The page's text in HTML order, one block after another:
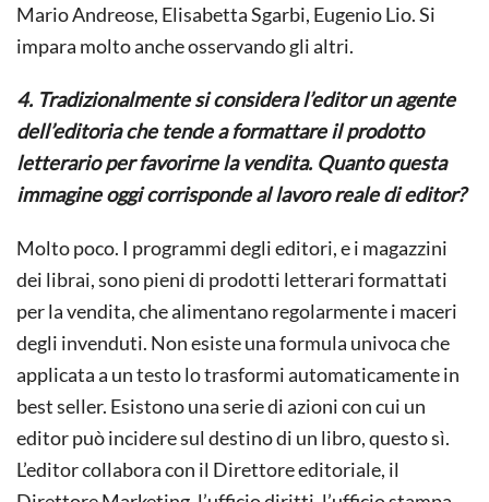
Mario Andreose, Elisabetta Sgarbi, Eugenio Lio. Si
impara molto anche osservando gli altri.
4. Tradizionalmente si considera l’editor un agente
dell’editoria che tende a formattare il prodotto
letterario per favorirne la vendita. Quanto questa
immagine oggi corrisponde al lavoro reale di editor?
Molto poco. I programmi degli editori, e i magazzini
dei librai, sono pieni di prodotti letterari formattati
per la vendita, che alimentano regolarmente i maceri
degli invenduti. Non esiste una formula univoca che
applicata a un testo lo trasformi automaticamente in
best seller. Esistono una serie di azioni con cui un
editor può incidere sul destino di un libro, questo sì.
L’editor collabora con il Direttore editoriale, il